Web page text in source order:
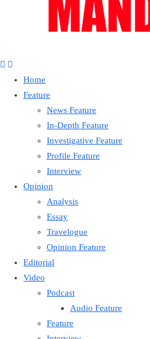
Home
Feature
News Feature
In-Depth Feature
Investigative Feature
Profile Feature
Interview
Opinion
Analysis
Essay
Travelogue
Opinion Feature
Editorial
Video
Podcast
Audio Feature
Feature